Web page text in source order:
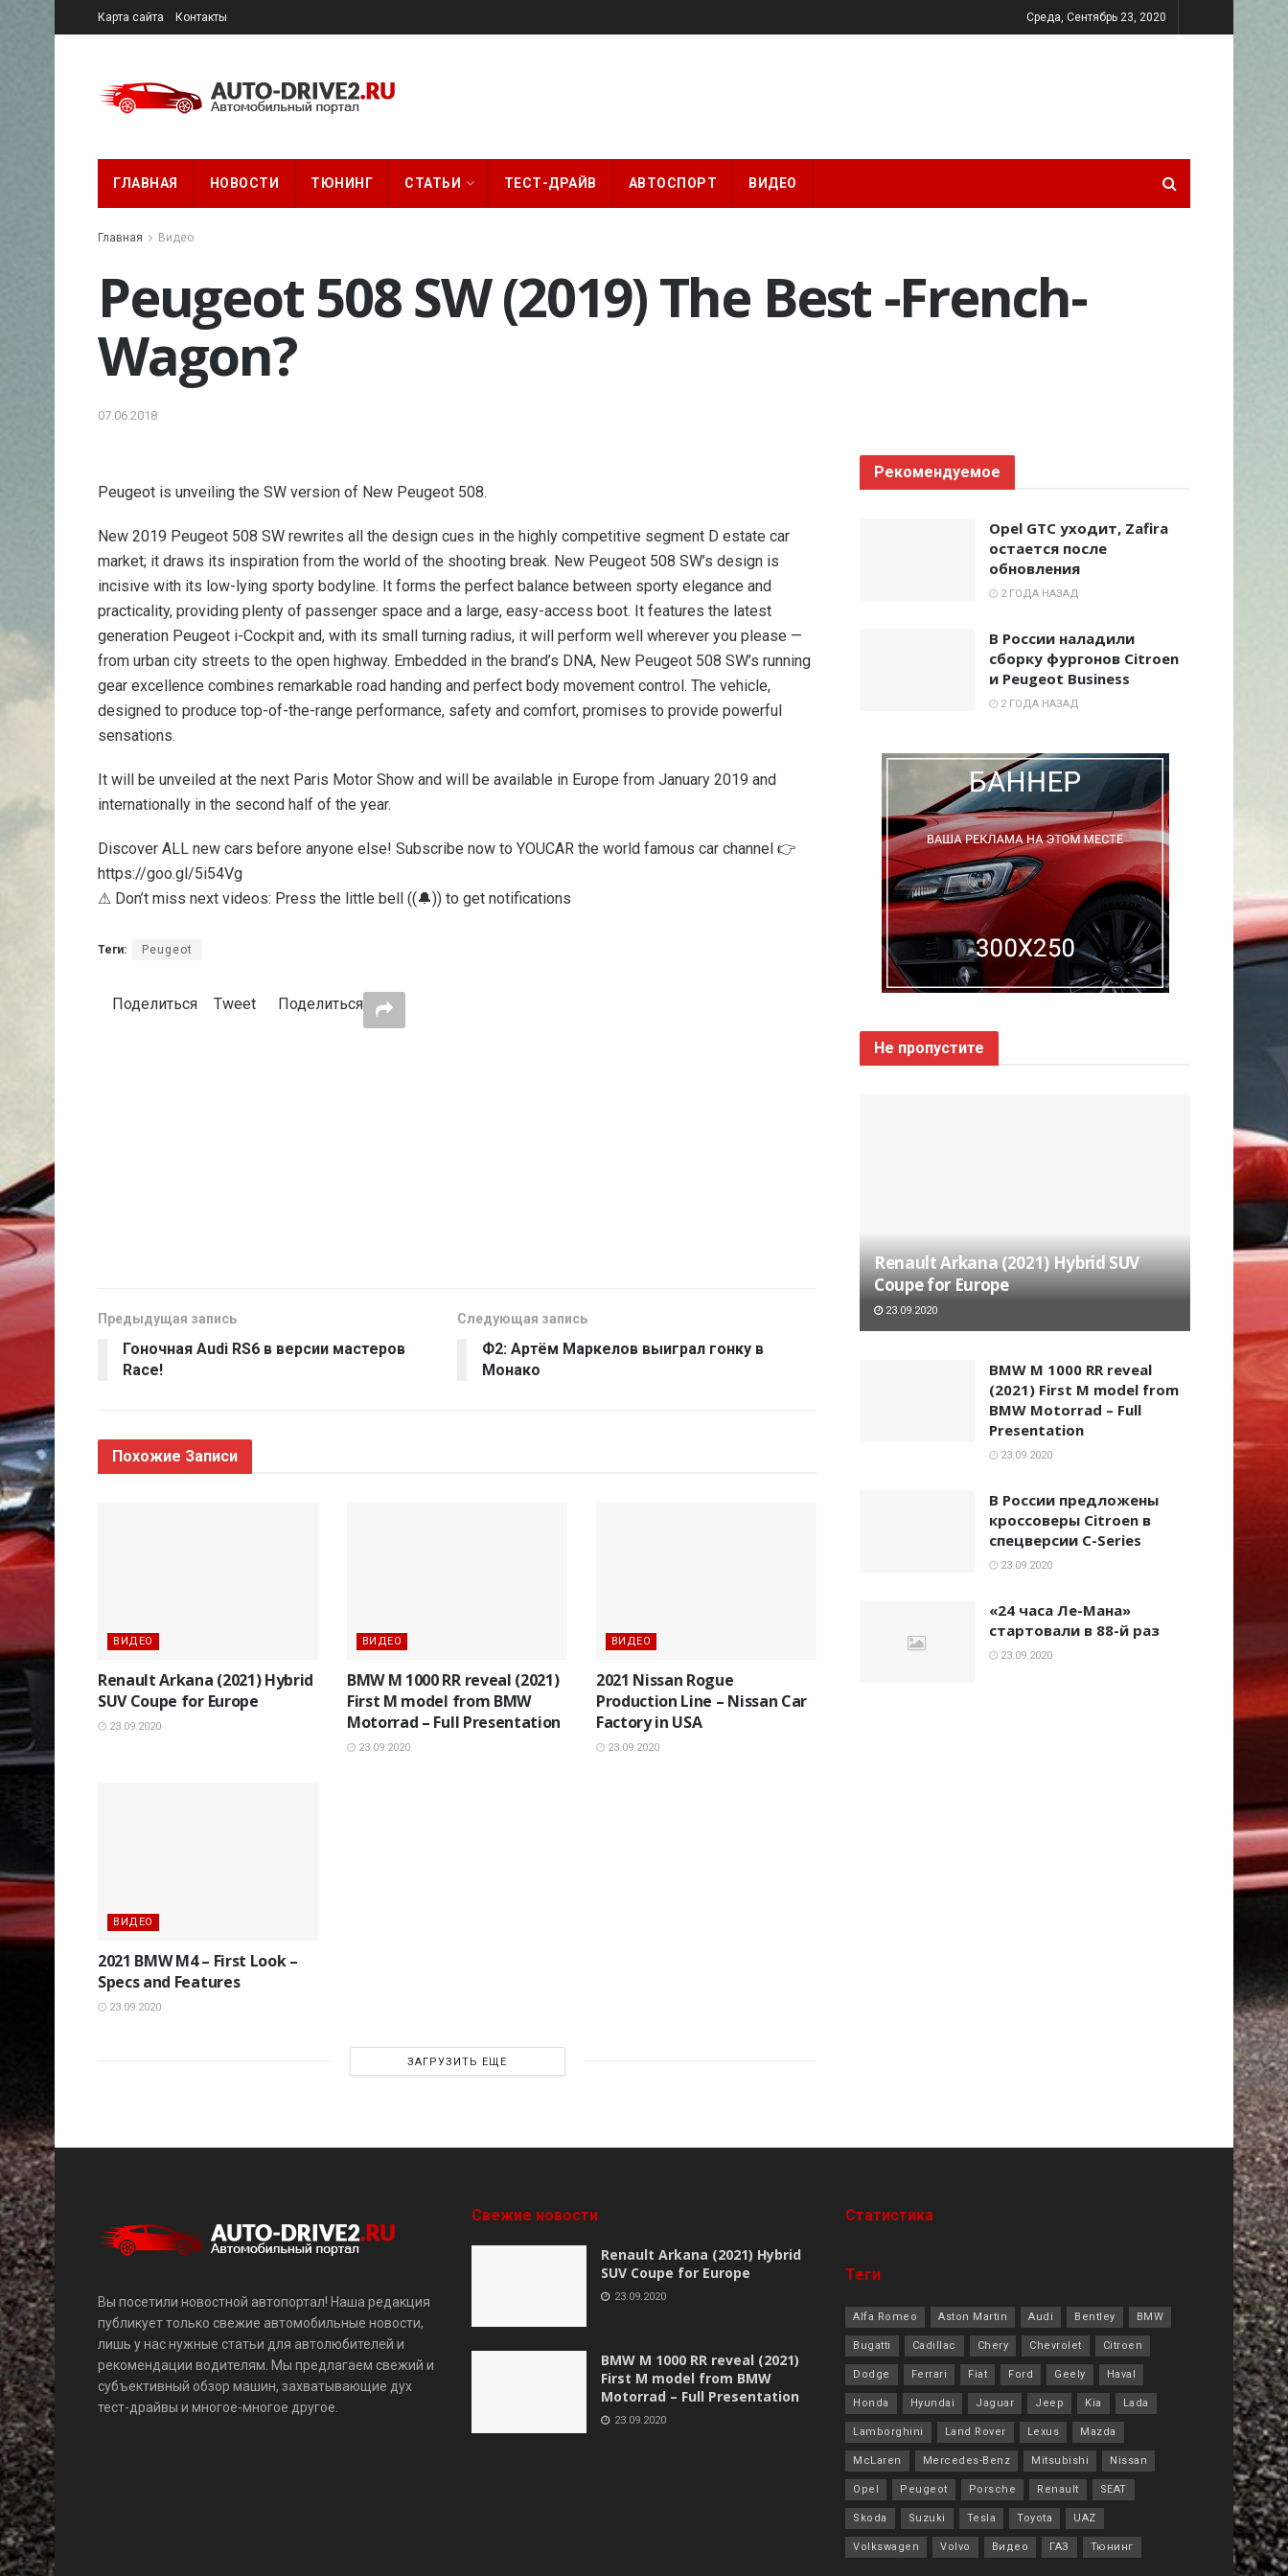
Карта сайта Контакты Среда, Сентябрь 23, 2020
ГЛАВНАЯ НОВОСТИ ТЮНИНГ СТАТЬИ ТЕСТ-ДРАЙВ АВТОСПОРТ ВИДЕО
Главная Видео
Peugeot 508 SW (2019) The Best -French-
Wagon?
07.06.2018
Peugeot is unveiling the SW version of New Peugeot 508.
New 2019 Peugeot 508 SW rewrites all the design cues in the highly competitive segment D estate car
market; it draws its inspiration from the world of the shooting break. New Peugeot 508 SW’s design is
incisive with its low-lying sporty bodyline. It forms the perfect balance between sporty elegance and
practicality, providing plenty of passenger space and a large, easy-access boot. It features the latest
generation Peugeot i-Cockpit and, with its small turning radius, it will perform well wherever you please —
from urban city streets to the open highway. Embedded in the brand’s DNA, New Peugeot 508 SW’s running
gear excellence combines remarkable road handing and perfect body movement control. The vehicle,
designed to produce top-of-the-range performance, safety and comfort, promises to provide powerful
sensations.
It will be unveiled at the next Paris Motor Show and will be available in Europe from January 2019 and
internationally in the second half of the year.
Discover ALL new cars before anyone else! Subscribe now to YOUCAR the world famous car channel 👉
https://goo.gl/5i54Vg
⚠ Don’t miss next videos: Press the little bell ((🔔)) to get notifications
Теги: Peugeot
Поделиться Tweet Поделиться
Предыдущая запись
Гоночная Audi RS6 в версии мастеров
Race!
Следующая запись
Ф2: Артём Маркелов выиграл гонку в
Монако
Похожие Записи
ВИДЕО
Renault Arkana (2021) Hybrid
SUV Coupe for Europe
23.09.2020
ВИДЕО
BMW M 1000 RR reveal (2021)
First M model from BMW
Motorrad – Full Presentation
23.09.2020
ВИДЕО
2021 Nissan Rogue
Production Line – Nissan Car
Factory in USA
23.09.2020
ВИДЕО
2021 BMW M4 – First Look –
Specs and Features
23.09.2020
ЗАГРУЗИТЬ ЕЩЕ
Рекомендуемое
Opel GTC уходит, Zafira
остается после
обновления
2 ГОДА НАЗАД
В России наладили
сборку фургонов Citroen
и Peugeot Business
2 ГОДА НАЗАД
Не пропустите
Renault Arkana (2021) Hybrid SUV
Coupe for Europe
23.09.2020
BMW M 1000 RR reveal
(2021) First M model from
BMW Motorrad – Full
Presentation
23.09.2020
В России предложены
кроссоверы Citroen в
спецверсии C-Series
23.09.2020
«24 часа Ле-Мана»
стартовали в 88-й раз
23.09.2020
Вы посетили новостной автопортал! Наша редакция
публикует только свежие автомобильные новости,
лишь у нас нужные статьи для автолюбителей и
рекомендации водителям. Мы предлагаем свежий и
субъективный обзор машин, захватывающие дух
тест-драйвы и многое-многое другое.
Свежие новости
Renault Arkana (2021) Hybrid
SUV Coupe for Europe
23.09.2020
BMW M 1000 RR reveal (2021)
First M model from BMW
Motorrad – Full Presentation
23.09.2020
Cтатистика
Теги
Alfa Romeo Aston Martin Audi Bentley BMW
Bugatti Cadillac Chery Chevrolet Citroen
Dodge Ferrari Fiat Ford Geely Haval
Honda Hyundai Jaguar Jeep Kia Lada
Lamborghini Land Rover Lexus Mazda
McLaren Mercedes-Benz Mitsubishi Nissan
Opel Peugeot Porsche Renault SEAT
Skoda Suzuki Tesla Toyota UAZ
Volkswagen Volvo Видео ГАЗ Тюнинг